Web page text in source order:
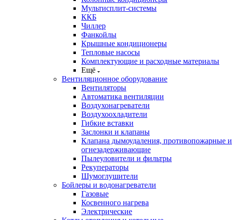
Мультисплит-системы
ККБ
Чиллер
Фанкойлы
Крышные кондиционеры
Тепловые насосы
Комплектующие и расходные материалы
Ещё
Вентиляционное оборудование
Вентиляторы
Автоматика вентиляции
Воздухонагреватели
Воздухоохладители
Гибкие вставки
Заслонки и клапаны
Клапана дымоудаления, противопожарные и
огнезадерживающие
Пылеуловители и фильтры
Рекуператоры
Шумоглушители
Бойлеры и водонагреватели
Газовые
Косвенного нагрева
Электрические